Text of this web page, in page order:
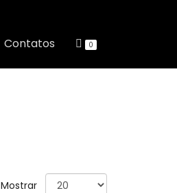
Contatos 0
Mostrar